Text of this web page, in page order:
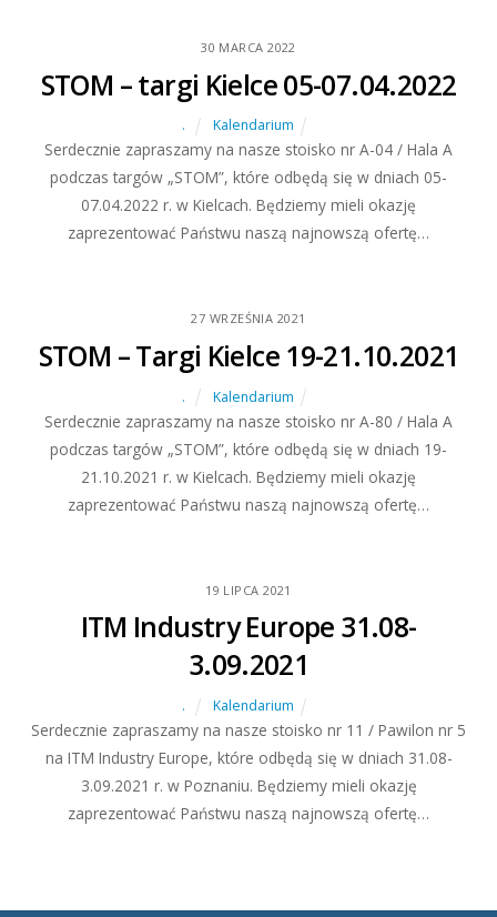
30 MARCA2022
STOM – targi Kielce 05-07.04.2022
. Kalendarium
Serdecznie zapraszamy na nasze stoisko nr A-04 / Hala A
podczas targów „STOM”, które odbędą się w dniach 05-
07.04.2022 r. w Kielcach. Będziemy mieli okazję
zaprezentować Państwu naszą najnowszą ofertę…
27 WRZEŚNIA 2021
STOM – Targi Kielce 19-21.10.2021
. Kalendarium
Serdecznie zapraszamy na nasze stoisko nr A-80 / Hala A
podczas targów „STOM”, które odbędą się w dniach 19-
21.10.2021 r. w Kielcach. Będziemy mieli okazję
zaprezentować Państwu naszą najnowszą ofertę…
19 LIPCA2021
ITM Industry Europe 31.08-
3.09.2021
. Kalendarium
Serdecznie zapraszamy na nasze stoisko nr 11 / Pawilon nr 5
na ITM Industry Europe, które odbędą się w dniach 31.08-
3.09.2021 r. w Poznaniu. Będziemy mieli okazję
zaprezentować Państwu naszą najnowszą ofertę…